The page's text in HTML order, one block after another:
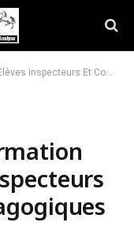
Et Conseillers pédagogiques